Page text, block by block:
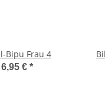
Bipu Frau 4
6,95 € *